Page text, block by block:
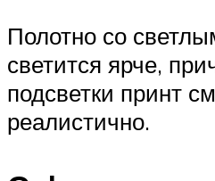
Полотно со
светится ярче,
подсветки принт
реалистично.